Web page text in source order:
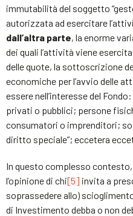
immutabilità del soggetto
autorizzata ad esercitare
dall’altra parte, la enorme
dei quali l’attività viene
delle quote, la sottoscrizione
economiche per l’avvio delle
essere nell’interesse del
privati o pubblici; persone
consumatori o imprenditori;
diritto speciale”; eccetera
In questo complesso
l’opinione di chi[5] invita a
soprassedere allo)
di Investimento debba o non